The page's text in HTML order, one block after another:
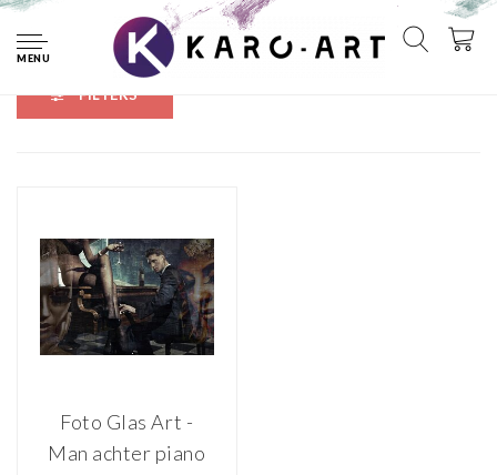
MENU
wijn
FILTERS
Foto Glas Art -
Man achter piano